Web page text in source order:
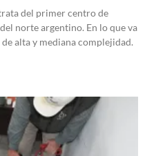
del primer centro de
norte argentino. En lo que va
alta y mediana complejidad.